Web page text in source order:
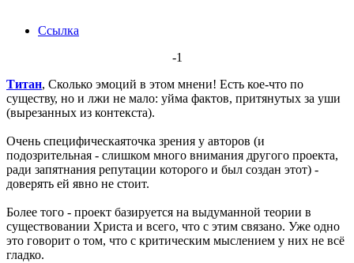
Ссылка
-1
Титан, Сколько эмоций в этом мнени! Есть кое-что по
существу, но и лжи не мало: уйма фактов, притянутых за уши
(вырезанных из контекста).
Очень специфическаяточка зрения у авторов (и
подозрительная - слишком много внимания другого проекта,
ради запятнания репутации которого и был создан этот) -
доверять ей явно не стоит.
Более того - проект базируется на выдуманной теории в
существовании Христа и всего, что с этим связано. Уже одно
это говорит о том, что с критическим мыслением у них не всё
гладко.